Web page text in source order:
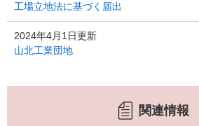
工場立地法に基づく届出
2024年4月1日更新
山北工業団地
関連情報